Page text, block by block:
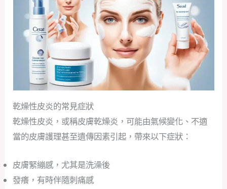
乾燥性皮炎的常見症狀
乾燥性皮炎，或稱皮膚乾燥炎，可能由氣候變化、不適
當的皮膚護理甚至遺傳因素引起，帶來以下症狀：
皮膚緊繃感，尤其是洗澡後
發癢，有時伴隨刺痛感